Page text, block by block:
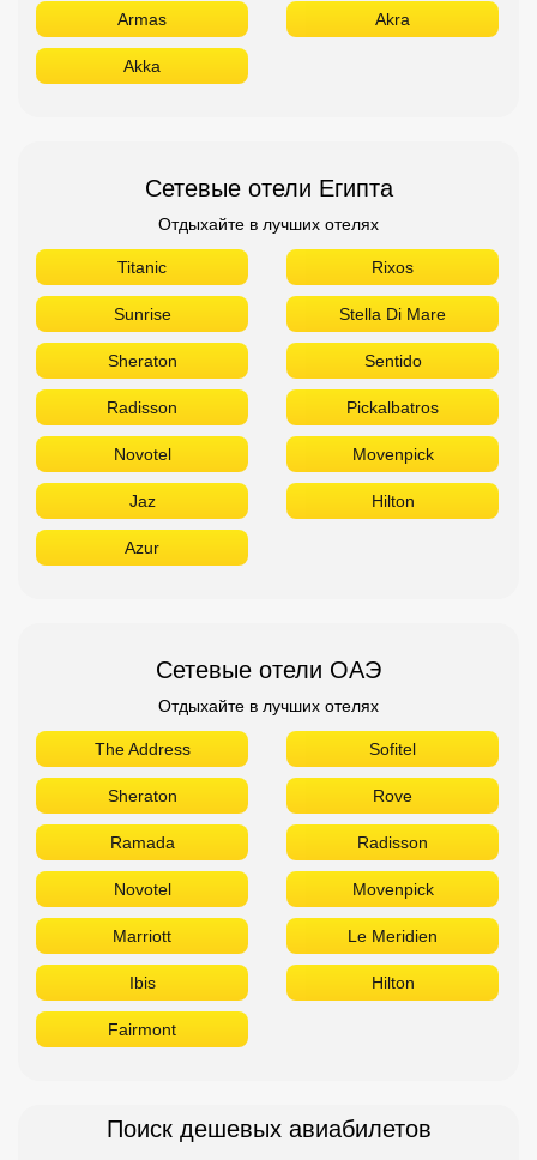
Novotel Movenpick
Jaz Hilton
Azur
Сетевые отели ОАЭ
Отдыхайте в лучших отелях
Marriott Le Meridien
Ibis Hilton
Fairmont
Поиск дешевых авиабилетов
Приложение от Авиасейлс